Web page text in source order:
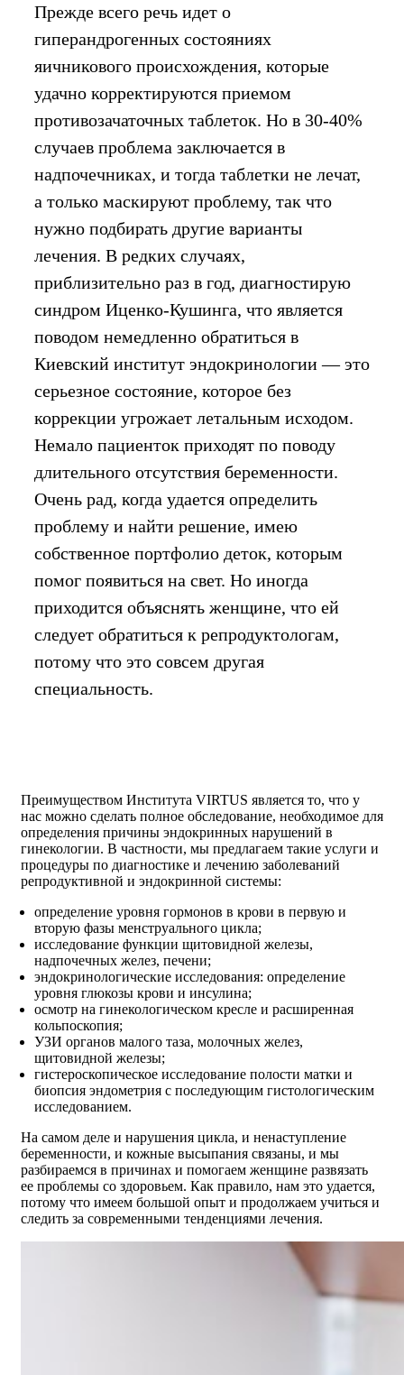
Прежде всего речь идет о
гиперандрогенных состояниях
яичникового происхождения, которые
удачно корректируются приемом
противозачаточных таблеток. Но в 30-40%
случаев проблема заключается в
надпочечниках, и тогда таблетки не лечат,
а только маскируют проблему, так что
нужно подбирать другие варианты
лечения. В редких случаях,
приблизительно раз в год, диагностирую
синдром Иценко-Кушинга, что является
поводом немедленно обратиться в
Киевский институт эндокринологии — это
серьезное состояние, которое без
коррекции угрожает летальным исходом.
Немало пациенток приходят по поводу
длительного отсутствия беременности.
Очень рад, когда удается определить
проблему и найти решение, имею
собственное портфолио деток, которым
помог появиться на свет. Но иногда
приходится объяснять женщине, что ей
следует обратиться к репродуктологам,
потому что это совсем другая
специальность.
Преимуществом Института VIRTUS является то, что у
нас можно сделать полное обследование, необходимое для
определения причины эндокринных нарушений в
гинекологии. В частности, мы предлагаем такие услуги и
процедуры по диагностике и лечению заболеваний
репродуктивной и эндокринной системы:
определение уровня гормонов в крови в первую и
вторую фазы менструального цикла;
исследование функции щитовидной железы,
надпочечных желез, печени;
эндокринологические исследования: определение
уровня глюкозы крови и инсулина;
осмотр на гинекологическом кресле и расширенная
кольпоскопия;
УЗИ органов малого таза, молочных желез,
щитовидной железы;
гистероскопическое исследование полости матки и
биопсия эндометрия с последующим гистологическим
исследованием.
На самом деле и нарушения цикла, и ненаступление
беременности, и кожные высыпания связаны, и мы
разбираемся в причинах и помогаем женщине развязать
ее проблемы со здоровьем. Как правило, нам это удается,
потому что имеем большой опыт и продолжаем учиться и
следить за современными тенденциями лечения.